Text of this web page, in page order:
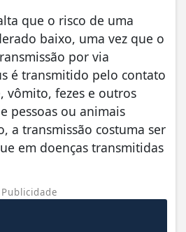
que o risco de uma
baixo, uma vez que o
por via
é transmitido pelo contato
vômito, fezes e outros
pessoas ou animais
a transmissão costuma ser
em doenças transmitidas
Publicidade